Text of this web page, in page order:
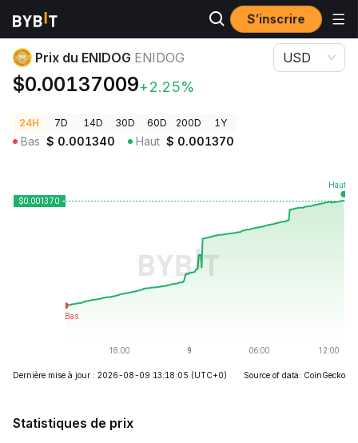
S’inscrire
Prix des cryptos Prix du ENIDOG ENIDOG
Prix du ENIDOG ENIDOG
$0.00137009+2.25%
USD
24H 7D 14D 30D 60D 200D 1Y
Bas $ 0.001340 Haut $ 0.001370
Dernière mise à jour : 2026-08-09 13:18:05 (UTC+0) Source of data: CoinGecko
Statistiques de prix